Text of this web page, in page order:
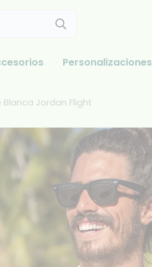
Personalizaciones
Blanca Jordan Flight